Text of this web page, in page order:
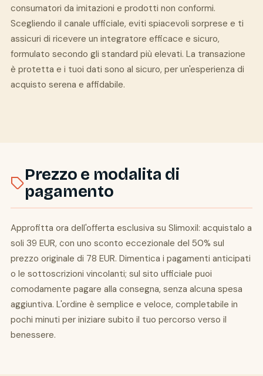
consumatori da imitazioni e prodotti non conformi.
Scegliendo il canale ufficiale, eviti spiacevoli sorprese e ti
assicuri di ricevere un integratore efficace e sicuro,
formulato secondo gli standard più elevati. La transazione
è protetta e i tuoi dati sono al sicuro, per un'esperienza di
acquisto serena e affidabile.
Prezzo e modalita di
pagamento
Approfitta ora dell'offerta esclusiva su Slimoxil: acquistalo a
soli 39 EUR, con uno sconto eccezionale del 50% sul
prezzo originale di 78 EUR. Dimentica i pagamenti anticipati
o le sottoscrizioni vincolanti; sul sito ufficiale puoi
comodamente pagare alla consegna, senza alcuna spesa
aggiuntiva. L'ordine è semplice e veloce, completabile in
pochi minuti per iniziare subito il tuo percorso verso il
benessere.